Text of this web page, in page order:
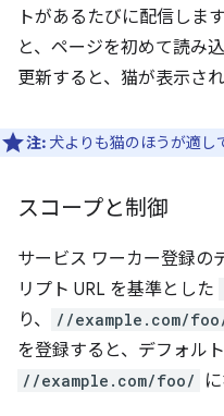
トがあるたびに配信します
と、ページを初めて読み
更新すると、猫が表示され
注: 犬よりも猫のほうが適し
スコープと制御
サービス ワーカー登録の
リプト URL を基準とした
り、
//example.com/
を登録すると、デフォル
//example.com/foo/